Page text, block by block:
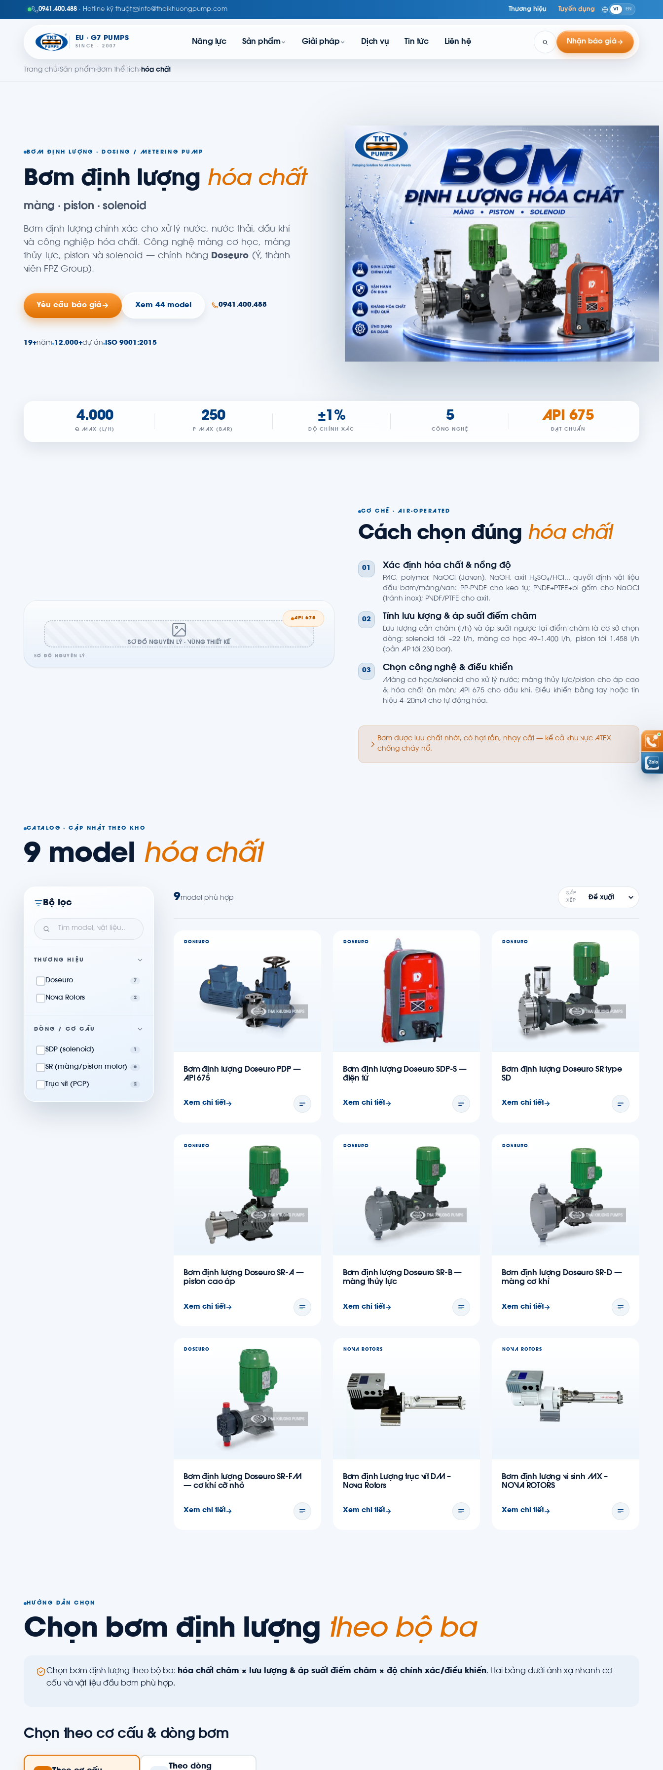
0941.400.488 · Hotline kỹ thuật info@thaikhuongpump.com Thương hiệu Tuyển dụng VI EN
EU · G7 PUMPS
SINCE · 2007
Năng lực Sản phẩm Giải pháp Dịch vụ Tin tức Liên hệ Nhận báo giá
Trang chủ›Sản phẩm›Bơm thể tích›hóa chất
BƠM ĐỊNH LƯỢNG · DOSING / METERING PUMP
Bơm định lượng hóa chất
màng · piston · solenoid
Bơm định lượng chính xác cho xử lý nước, nước thải, dầu khí
và công nghiệp hóa chất. Công nghệ màng cơ học, màng
thủy lực, piston và solenoid — chính hãng Doseuro (Ý, thành
viên FPZ Group).
Yêu cầu báo giá Xem 44 model 0941.400.488
19+năm 12.000+dự án ISO 9001:2015
4.000
Q MAX (L/H)
250
P MAX (BAR)
±1%
ĐỘ CHÍNH XÁC
5
CÔNG NGHỆ
API 675
ĐẠT CHUẨN
API 675
SƠ ĐỒ NGUYÊN LÝ · VÙNG THIẾT KẾ
SƠ ĐỒ NGUYÊN LÝ
CƠ CHẾ · AIR-OPERATED
Cách chọn đúng hóa chất
01 Xác định hóa chất & nồng độ
PAC, polymer, NaOCl (Javen), NaOH, axit H₂SO₄/HCl... quyết định vật liệu
đầu bơm/màng/van: PP·PVDF cho keo tụ; PVDF+PTFE+bi gốm cho NaOCl
(tránh inox); PVDF/PTFE cho axit.
02 Tính lưu lượng & áp suất điểm châm
Lưu lượng cần châm (l/h) và áp suất ngược tại điểm châm là cơ sở chọn
dòng: solenoid tới ~22 l/h, màng cơ học 49–1.400 l/h, piston tới 1.458 l/h
(bản AP tới 230 bar).
03 Chọn công nghệ & điều khiển
Màng cơ học/solenoid cho xử lý nước; màng thủy lực/piston cho áp cao
& hóa chất ăn mòn; API 675 cho dầu khí. Điều khiển bằng tay hoặc tín
hiệu 4–20mA cho tự động hóa.
Bơm được lưu chất nhớt, có hạt rắn, nhạy cắt — kể cả khu vực ATEX
chống cháy nổ.
CATALOG · CẬP NHẬT THEO KHO
9model hóa chất
Bộ lọc
THƯƠNG HIỆU
Doseuro 7
Nova Rotors 2
DÒNG / CƠ CẤU
SDP (solenoid) 1
SR (màng/piston motor) 6
Trục vít (PCP) 2
9model phù hợp
SẮP
XẾP
DOSEURO
Bơm định lượng Doseuro PDP —
API 675
Xem chi tiết
DOSEURO
Bơm định lượng Doseuro SDP-S —
điện từ
Xem chi tiết
DOSEURO
Bơm định lượng Doseuro SR type
SD
Xem chi tiết
DOSEURO
Bơm định lượng Doseuro SR-A —
piston cao áp
Xem chi tiết
DOSEURO
Bơm định lượng Doseuro SR-B —
màng thủy lực
Xem chi tiết
DOSEURO
Bơm định lượng Doseuro SR-D —
màng cơ khí
Xem chi tiết
DOSEURO
Bơm định lượng Doseuro SR-FM
— cơ khí cỡ nhỏ
Xem chi tiết
NOVA ROTORS
Bơm định Lượng trục vít DM –
Nova Rotors
Xem chi tiết
NOVA ROTORS
Bơm định lượng vi sinh MX –
NOVA ROTORS
Xem chi tiết
HƯỚNG DẪN CHỌN
Chọn bơm định lượng theo bộ ba
Chọn bơm định lượng theo bộ ba: hóa chất châm × lưu lượng & áp suất điểm châm × độ chính xác/điều khiển. Hai bảng dưới ánh xạ nhanh cơ
cấu và vật liệu đầu bơm phù hợp.
Chọn theo cơ cấu & dòng bơm
Theo dòng